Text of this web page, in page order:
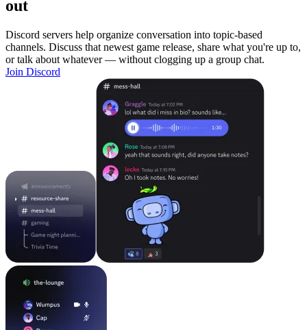
out
Discord servers help organize conversation into topic-based
channels. Discuss that newest game release, share what you're up to,
or talk about whatever — without clogging up a group chat.
Join Discord